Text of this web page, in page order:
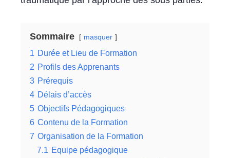
Sommaire masquer
1 Durée et Lieu de Formation
2 Profils des Apprenants
3 Prérequis
4 Délais d’accès
5 Objectifs Pédagogiques
6 Contenu de la Formation
7 Organisation de la Formation
7.1 Equipe pédagogique